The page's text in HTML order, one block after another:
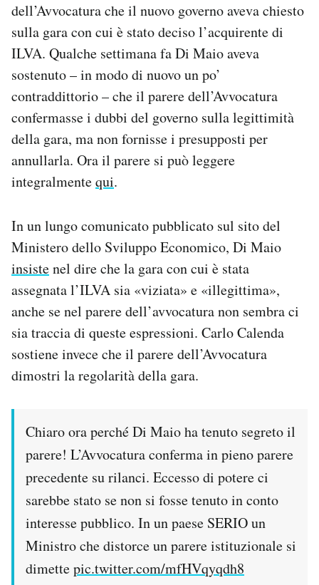
dell’Avvocatura che il nuovo governo aveva chiesto
sulla gara con cui è stato deciso l’acquirente di
ILVA. Qualche settimana fa Di Maio aveva
sostenuto – in modo di nuovo un po’
contraddittorio – che il parere dell’Avvocatura
confermasse i dubbi del governo sulla legittimità
della gara, ma non fornisse i presupposti per
annullarla. Ora il parere si può leggere
integralmentequi.
In un lungo comunicato pubblicato sul sito del
Ministero dello Sviluppo Economico, Di Maio
insistenel dire che la gara con cui è stata
assegnata l’ILVA sia «viziata» e «illegittima»,
anche se nel parere dell’avvocatura non sembra ci
sia traccia di queste espressioni. Carlo Calenda
sostiene invece che il parere dell’Avvocatura
dimostri la regolarità della gara.
Chiaro ora perché Di Maio ha tenuto segreto il
parere! L’Avvocatura conferma in pieno parere
precedente su rilanci. Eccesso di potere ci
sarebbe stato se non si fosse tenuto in conto
interesse pubblico. In un paese SERIO un
Ministro che distorce un parere istituzionale si
dimettepic.twitter.com/mfHVqyqdh8